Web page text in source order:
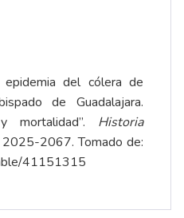
del cólera de
de Guadalajara.
mortalidad”. Historia
2067. Tomado de:
41151315